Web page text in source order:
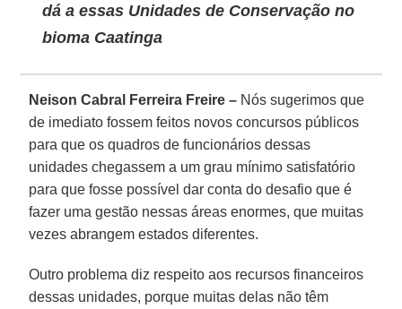
dá a essas Unidades de Conservação no
bioma Caatinga
Neison Cabral Ferreira Freire – Nós sugerimos que
de imediato fossem feitos novos concursos públicos
para que os quadros de funcionários dessas
unidades chegassem a um grau mínimo satisfatório
para que fosse possível dar conta do desafio que é
fazer uma gestão nessas áreas enormes, que muitas
vezes abrangem estados diferentes.
Outro problema diz respeito aos recursos financeiros
dessas unidades, porque muitas delas não têm